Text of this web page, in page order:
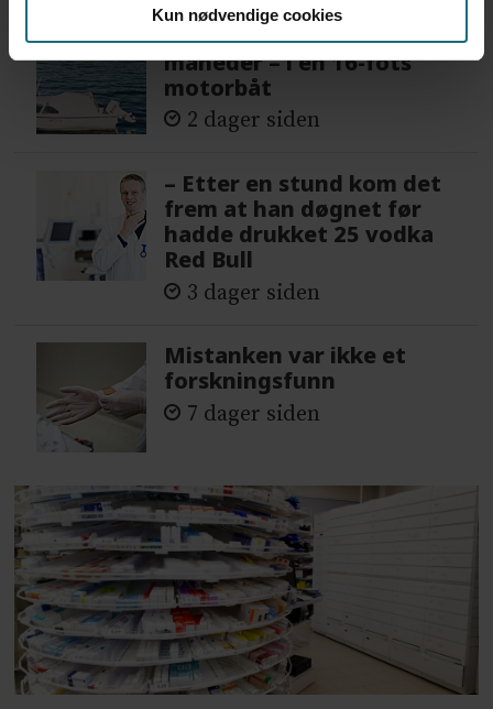
Kun nødvendige cookies
Var alene på vakt i tre
måneder – i en 16-fots
motorbåt
2 dager siden
– Etter en stund kom det
frem at han døgnet før
hadde drukket 25 vodka
Red Bull
3 dager siden
Mistanken var ikke et
forskningsfunn
7 dager siden